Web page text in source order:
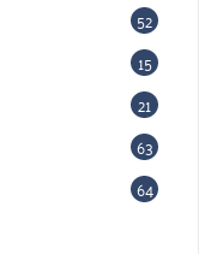
52
15
21
63
64